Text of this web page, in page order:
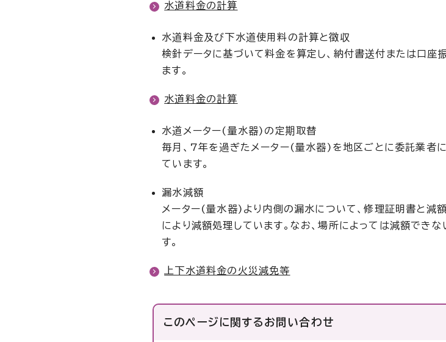
水道料金の計算
水道料金及び下水道使用料の計算と徴収
検針データに基づいて料金を算定し、納付書送付または口座
ます。
水道料金の計算
水道メーター(量水器)の定期取替
毎月、7年を過ぎたメーター(量水器)を地区ごとに委託業者に
ています。
漏水減額
メーター(量水器)より内側の漏水について、修理証明書と減
により減額処理しています。なお、場所によっては減額できな
す。
上下水道料金の火災減免等
このページに関する お問い合わせ